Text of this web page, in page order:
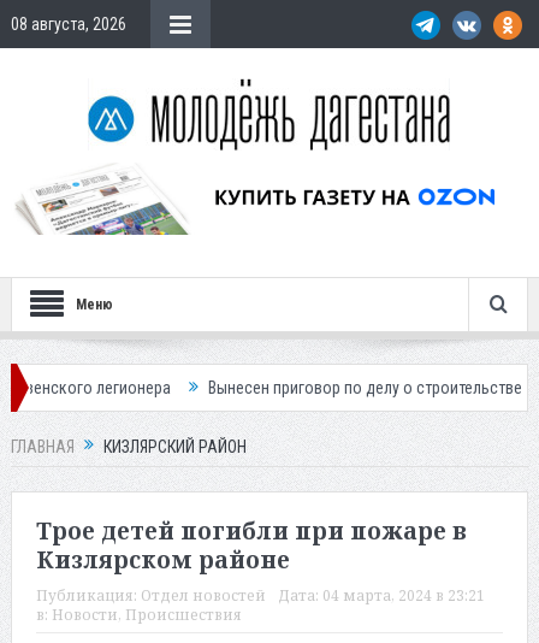
08 августа, 2026
Меню
Вынесен приговор по делу о строительстве гостиницы у
ГЛАВНАЯ КИЗЛЯРСКИЙ РАЙОН
Трое детей погибли при пожаре в
Кизлярском районе
Публикация: Отдел новостей Дата: 04 марта, 2024 в 23:21
в: Новости, Происшествия